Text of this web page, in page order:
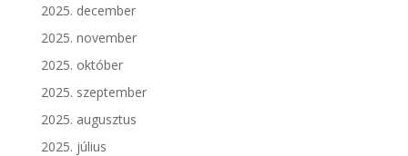
2025. december
2025. november
2025. október
2025. szeptember
2025. augusztus
2025. július